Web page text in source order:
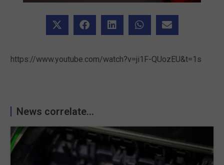
https://www.youtube.com/watch?v=ji1F-QUozEU&t=1s
News correlate...